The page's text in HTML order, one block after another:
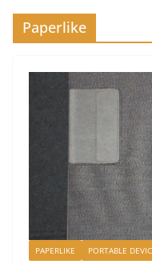
Paperlike
PAPERLIKE PORTABLE